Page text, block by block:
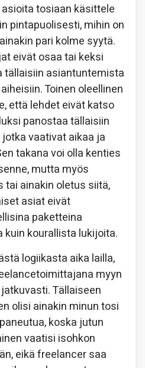
asioita tosiaan käsittele
pintapuolisesti, mihin on
pari kolme syytä.
eivät osaa tai keksi
tällaisiin asiantuntemista
Toinen oleellinen
että lehdet eivät katso
panostaa tällaisiin
vaativat aikaa ja
takana voi olla kenties
mutta myös
tai ainakin oletus siitä,
asiat eivät
paketteina
kuin kourallista lukijoita.
logiikasta aika lailla,
myyn
Tällaiseen
olisi ainakin minun tosi
koska jutun
vaatisi isohkon
eikä freelancer saa